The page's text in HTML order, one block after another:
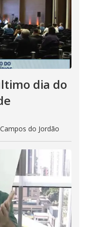
dia do
do Jordão